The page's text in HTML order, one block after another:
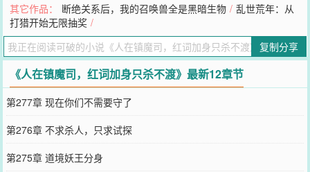
合成升级。合成红色词条【开天】——无坚不摧，无物不破；合成红
色词条【悟性逆天】——修习天地万法如掌上观纹；合成金色词条
【回生】——体内伤势随气血流转极速恢复；从此，青州镇魔司多了
一个下手不留活口的镇魔校尉。心硬如铁，手狠如刀。不妥协，不招
安，不手软，不姑息。只要动了手，就必须斩尽杀绝，但凡放走一个
都寝食难安。出手即绝杀，过境即清场，所到之处只留妖尸，不留祸
患。接下来即将登场的是，斩妖除魔第一狠人，大乾镇魔司战力天花
板，三百年来最年轻的镇魔校尉，镇魔都尉，镇魔大将，镇守使，青
州七十二妖窟覆灭者，北地三十三妖洞扫荡者，妖魔杀劫的人间化
身，除恶务尽的代理人——陆渊。
您要是觉得《 人在镇魔司，红词加身只杀不渡
记向您QQ群和微博微信里的朋友推荐哦！
其它作品： 断绝关系后，我的召唤兽全是黑暗生物 / 乱世荒年：从
打猎开始无限抽奖 /
复制分享
《人在镇魔司，红词加身只杀不渡》最新12章节
第277章 现在你们不需要守了
第276章 不求杀人，只求试探
第275章 道境妖王分身